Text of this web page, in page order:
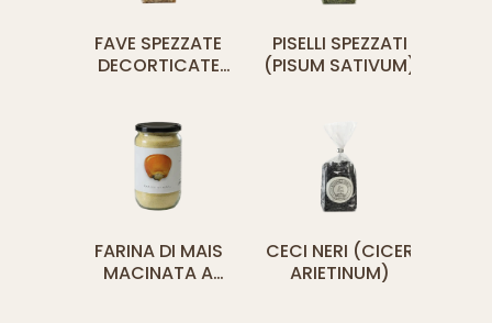
FAVE SPEZZATE
DECORTICATE
PISELLI SPEZZATI
(PISUM SATIVUM)
FARINA DI MAIS
MACINATA A
CECI NERI (CICER
ARIETINUM)